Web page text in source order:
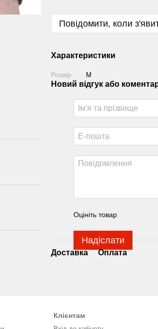
Повідомити, коли
Характеристики
Розмір M
Новий відгук або
Оцініть товар
Надіслати
Доставка Оплата
Клієнтам